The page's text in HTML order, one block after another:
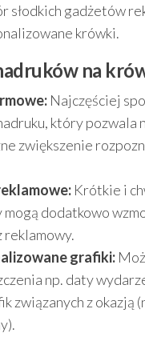
słodkich gadżetów
krówki.
na
Najczęściej
który pozwala
zwiększenie
Krótkie i
mogą dodatkowo
reklamowy.
grafiki:
np. daty
związanych z okazją